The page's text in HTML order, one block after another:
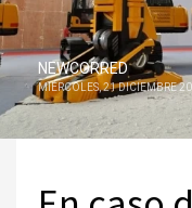
NEWCORRED
MIÉRCOLES, 21 DICIEMBRE